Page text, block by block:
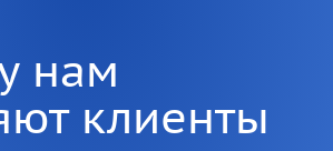
нам
клиенты